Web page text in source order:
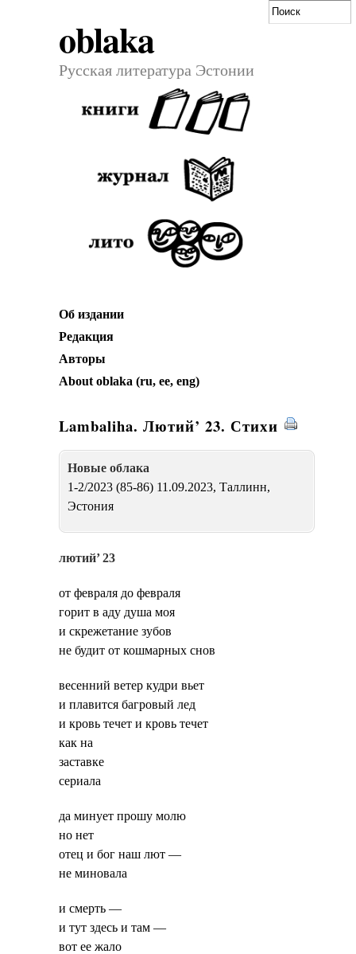
oblaka
Русская литература Эстонии
Об издании
Редакция
Авторы
About oblaka (ru, ee, eng)
Lambaliha. Лютий’ 23. Стихи
Новые oблака
1-2/2023 (85-86) 11.09.2023, Таллинн,
Эстония
лютий’ 23
от февраля до февраля
горит в аду душа моя
и скрежетание зубов
не будит от кошмарных снов
весенний ветер кудри вьет
и плавится багровый лед
и кровь течет и кровь течет
как на
заставке
сериала
да минует прошу молю
но нет
отец и бог наш лют —
не миновала
и смерть —
и тут здесь и там —
вот ее жало